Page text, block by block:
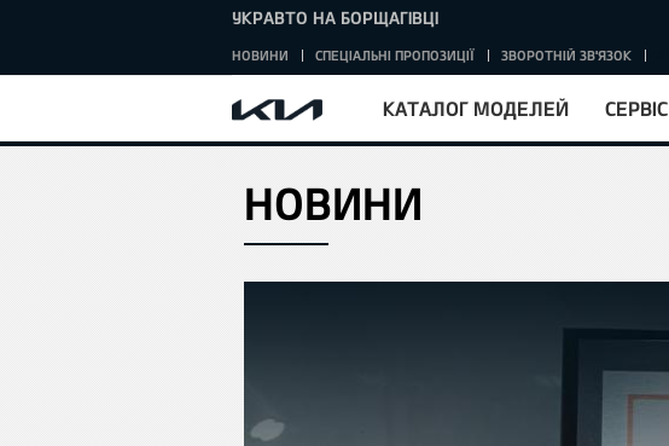
КАТАЛОГ МОДЕЛЕЙ СЕРВІС
УКРАВТО НА БОРЩАГІВЦІ
НОВИНИ СПЕЦІАЛЬНІ ПРОПОЗИЦІЇ ЗВОРОТНІЙ ЗВ'ЯЗОК
НОВИНИ